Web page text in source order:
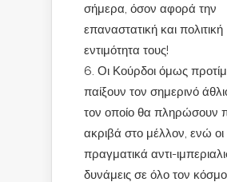
σήμερα, όσον αφορά την
επαναστατική και πολιτική
εντιμότητα τους!
Οι Κούρδοι όμως
παίξουν τον σημερινό
τον οποίο θα πληρώσουν
ακριβά στο μέλλον, ενώ οι
πραγματικά αντι-
δυνάμεις σε όλο τον